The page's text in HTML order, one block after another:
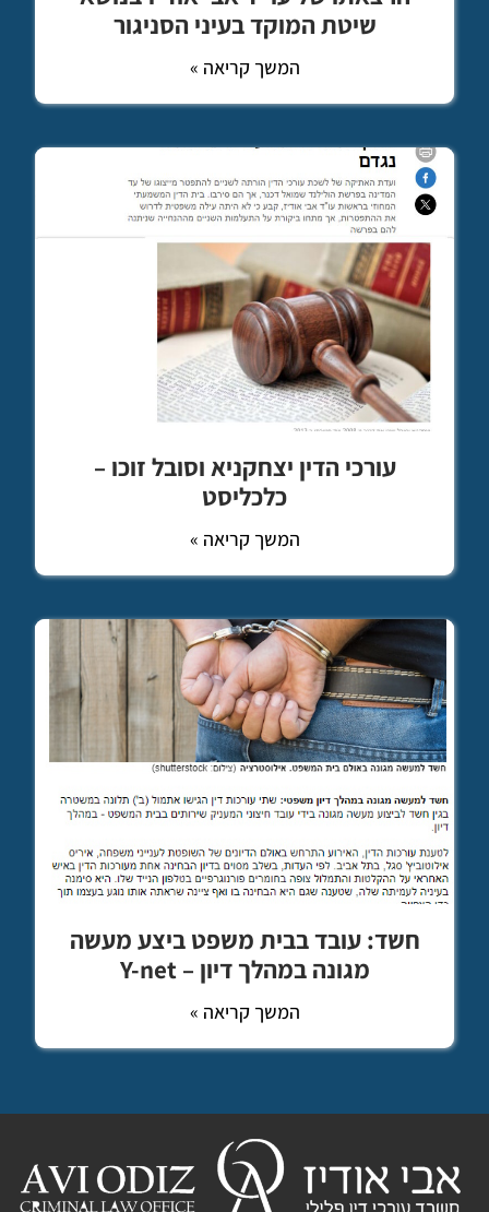
שיטת המוקד בעיני הסניגור
המשך קריאה »
עורכי הדין יצחקניא וסובל זוכו –
כלכליסט
המשך קריאה »
חשד: עובד בבית משפט ביצע מעשה
מגונה במהלך דיון – Y-net
המשך קריאה »